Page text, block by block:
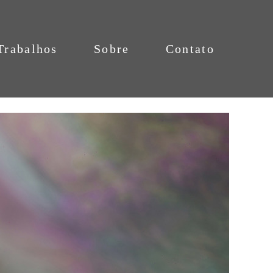
Sobre Contato